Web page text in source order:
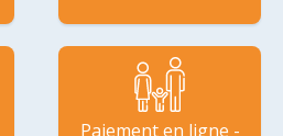
Paiement en ligne -